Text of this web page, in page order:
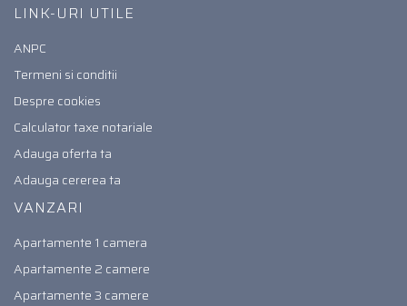
LINK-URI UTILE
ANPC
Termeni si conditii
Despre cookies
Calculator taxe notariale
Adauga oferta ta
Adauga cererea ta
VANZARI
Apartamente 1 camera
Apartamente 2 camere
Apartamente 3 camere